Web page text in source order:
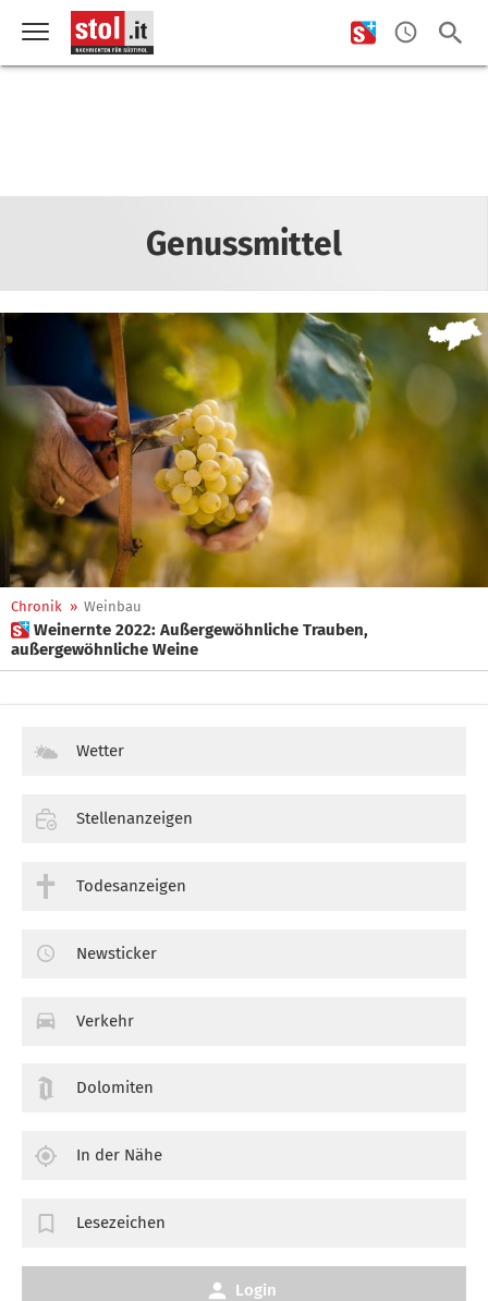
Genussmittel
Chronik » Weinbau
 Weinernte 2022: Außergewöhnliche Trauben,
außergewöhnliche Weine
Wetter
Stellenanzeigen
Todesanzeigen
Newsticker
Verkehr
Dolomiten
In der Nähe
Lesezeichen
Login